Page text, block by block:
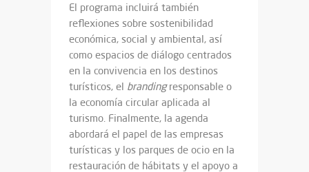
El programa incluirá también
reflexiones sobre sostenibilidad
económica, social y ambiental, así
como espacios de diálogo centrados
en la convivencia en los destinos
turísticos, el brandingresponsable o
la economía circular aplicada al
turismo. Finalmente, la agenda
abordará el papel de las empresas
turísticas y los parques de ocio en la
restauración de hábitats y el apoyo a